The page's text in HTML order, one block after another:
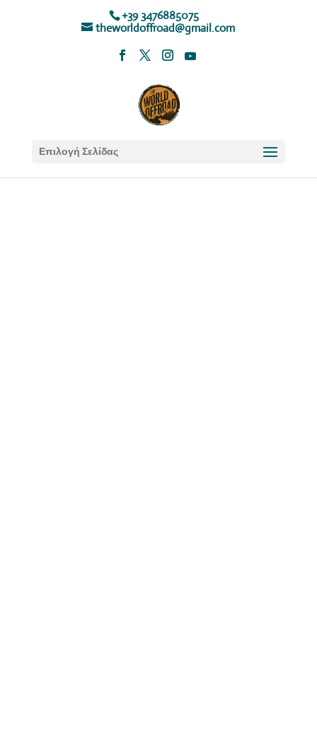
+39 3476885075
theworldoffroad@gmail.com
Επιλογή Σελίδας